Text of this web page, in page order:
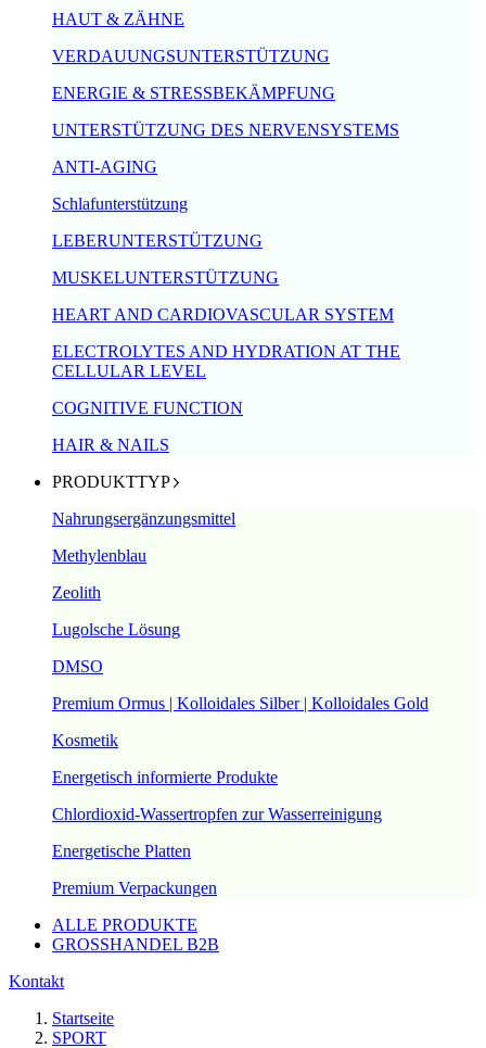
HAUT & ZÄHNE
VERDAUUNGSUNTERSTÜTZUNG
ENERGIE & STRESSBEKÄMPFUNG
UNTERSTÜTZUNG DES NERVENSYSTEMS
ANTI-AGING
Schlafunterstützung
LEBERUNTERSTÜTZUNG
MUSKELUNTERSTÜTZUNG
HEART AND CARDIOVASCULAR SYSTEM
ELECTROLYTES AND HYDRATION AT THE
CELLULAR LEVEL
COGNITIVE FUNCTION
HAIR & NAILS
PRODUKTTYP
Nahrungsergänzungsmittel
Methylenblau
Zeolith
Lugolsche Lösung
DMSO
Premium Ormus | Kolloidales Silber | Kolloidales Gold
Kosmetik
Energetisch informierte Produkte
Chlordioxid-Wassertropfen zur Wasserreinigung
Energetische Platten
Premium Verpackungen
ALLE PRODUKTE
GROSSHANDEL B2B
Kontakt
Startseite
SPORT